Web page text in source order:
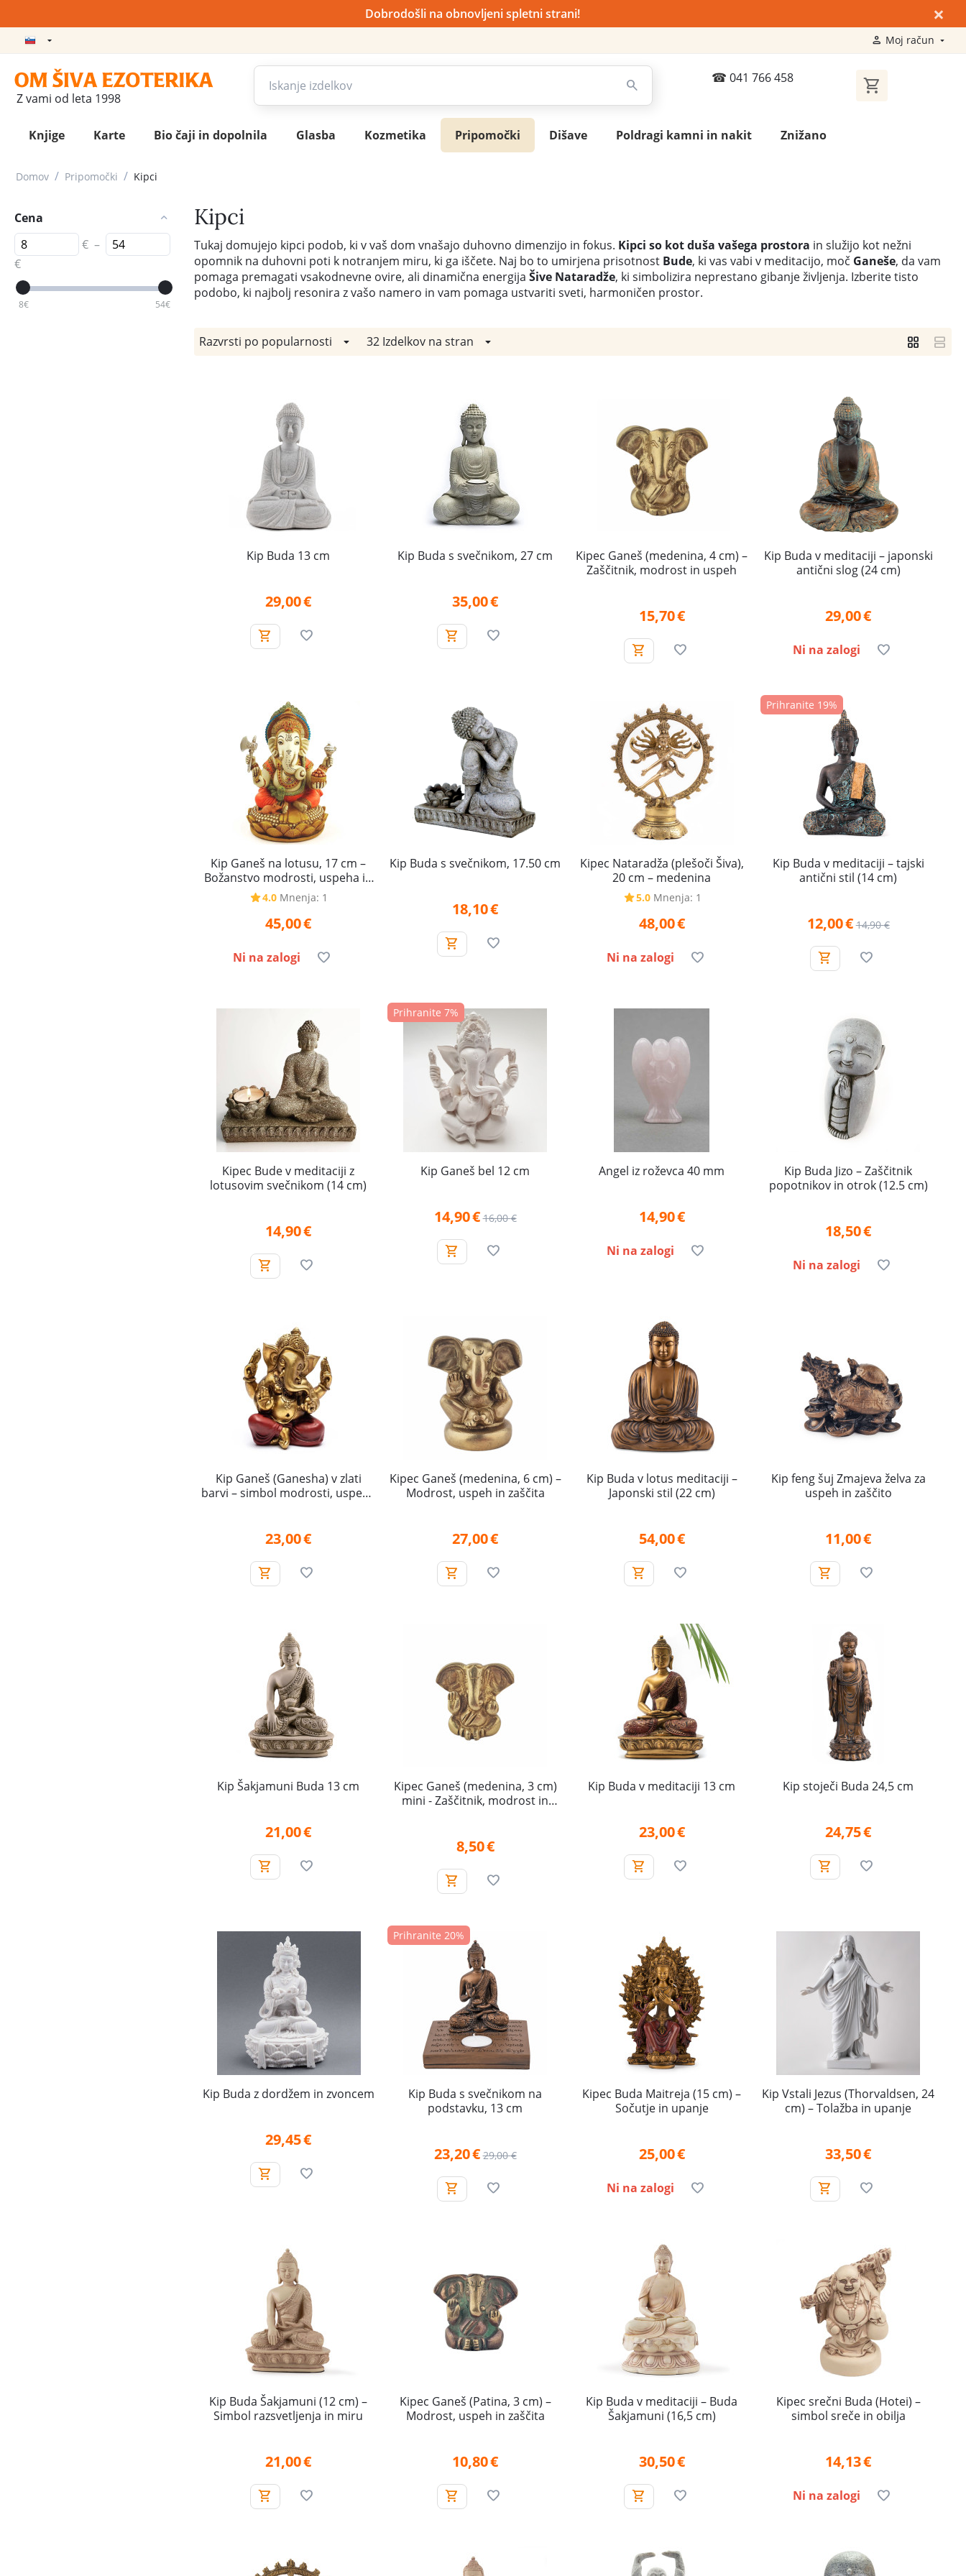
Dobrodošli na obnovljeni spletni strani! ×
Moj račun
Z vami od leta 1998
041 766 458
Knjige Karte Bio čaji in dopolnila Glasba Kozmetika Pripomočki Dišave Poldragi kamni in nakit Znižano
Domov / Pripomočki / Kipci
Cena
€ –
€
8€ 54€
Kipci
Tukaj domujejo kipci podob, ki v vaš dom vnašajo duhovno dimenzijo in fokus. Kipci so kot duša vašega prostora in služijo kot nežni
opomnik na duhovni poti k notranjem miru, ki ga iščete. Naj bo to umirjena prisotnostBude, ki vas vabi v meditacijo, moč Ganeše, da vam
pomaga premagati vsakodnevne ovire, ali dinamična energija Šive Nataradže, ki simbolizira neprestano gibanje življenja. Izberite tisto
podobo, ki najbolj resonira z vašo namero in vam pomaga ustvariti sveti, harmoničen prostor.
Razvrsti po popularnosti 32 Izdelkov na stran
Kip Buda 13 cm
29,00€
Kip Buda s svečnikom, 27 cm
35,00€
Kipec Ganeš (medenina, 4 cm) –
Zaščitnik, modrost in uspeh
15,70€
Kip Buda v meditaciji – japonski
antični slog (24 cm)
29,00€
Ni na zalogi
Kip Ganeš na lotusu, 17 cm –
Božanstvo modrosti, uspeha in
odstranjevalec ovir
4.0 Mnenja: 1
45,00€
Ni na zalogi
Kip Buda s svečnikom, 17.50 cm
18,10€
Kipec Nataradža (plešoči Šiva),
20 cm – medenina
5.0 Mnenja: 1
48,00€
Ni na zalogi
Prihranite 19%
Kip Buda v meditaciji – tajski
antični stil (14 cm)
12,00€ 14,90 €
Kipec Bude v meditaciji z
lotusovim svečnikom (14 cm)
14,90€
Prihranite 7%
Kip Ganeš bel 12 cm
14,90€ 16,00 €
Angel iz roževca 40 mm
14,90€
Ni na zalogi
Kip Buda Jizo – Zaščitnik
popotnikov in otrok (12.5 cm)
18,50€
Ni na zalogi
Kip Ganeš (Ganesha) v zlati
barvi – simbol modrosti, uspeha
23,00€
Kipec Ganeš (medenina, 6 cm) –
Modrost, uspeh in zaščita
27,00€
Kip Buda v lotus meditaciji –
Japonski stil (22 cm)
54,00€
Kip feng šuj Zmajeva želva za
uspeh in zaščito
11,00€
Kip Šakjamuni Buda 13 cm
21,00€
Kipec Ganeš (medenina, 3 cm)
mini - Zaščitnik, modrost in
8,50€
Kip Buda v meditaciji 13 cm
23,00€
Kip stoječi Buda 24,5 cm
24,75€
Kip Buda z dordžem in zvoncem
29,45€
Prihranite 20%
Kip Buda s svečnikom na
podstavku, 13 cm
23,20€ 29,00 €
Kipec Buda Maitreja (15 cm) –
Sočutje in upanje
25,00€
Ni na zalogi
Kip Vstali Jezus (Thorvaldsen, 24
cm) – Tolažba in upanje
33,50€
Kip Buda Šakjamuni (12 cm) –
Simbol razsvetljenja in miru
21,00€
Kipec Ganeš (Patina, 3 cm) –
Modrost, uspeh in zaščita
10,80€
Kip Buda v meditaciji – Buda
Šakjamuni (16,5 cm)
30,50€
Kipec srečni Buda (Hotei) –
simbol sreče in obilja
14,13€
Ni na zalogi